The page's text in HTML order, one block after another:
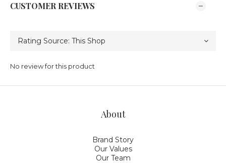
CUSTOMER REVIEWS
No review for this product
About
Brand Story
Our Values
Our Team